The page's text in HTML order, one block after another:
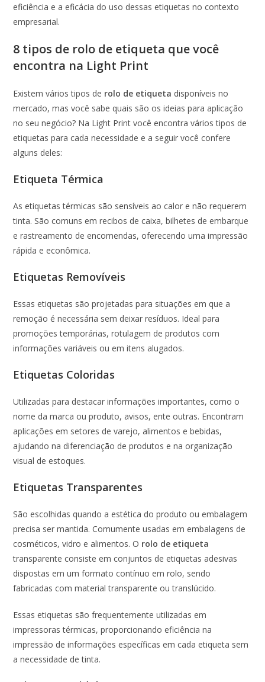
eficiência e a eficácia do uso dessas etiquetas no contexto
empresarial.
8 tipos de rolo de etiqueta que você
encontra na Light Print
Existem vários tipos de rolo de etiqueta disponíveis no
mercado, mas você sabe quais são os ideias para aplicação
no seu negócio? Na Light Print você encontra vários tipos de
etiquetas para cada necessidade e a seguir você confere
alguns deles:
Etiqueta Térmica
As etiquetas térmicas são sensíveis ao calor e não requerem
tinta. São comuns em recibos de caixa, bilhetes de embarque
e rastreamento de encomendas, oferecendo uma impressão
rápida e econômica.
Etiquetas Removíveis
Essas etiquetas são projetadas para situações em que a
remoção é necessária sem deixar resíduos. Ideal para
promoções temporárias, rotulagem de produtos com
informações variáveis ou em itens alugados.
Etiquetas Coloridas
Utilizadas para destacar informações importantes, como o
nome da marca ou produto, avisos, ente outras. Encontram
aplicações em setores de varejo, alimentos e bebidas,
ajudando na diferenciação de produtos e na organização
visual de estoques.
Etiquetas Transparentes
São escolhidas quando a estética do produto ou embalagem
precisa ser mantida. Comumente usadas em embalagens de
cosméticos, vidro e alimentos. O rolo de etiqueta
transparente consiste em conjuntos de etiquetas adesivas
dispostas em um formato contínuo em rolo, sendo
fabricadas com material transparente ou translúcido.
Essas etiquetas são frequentemente utilizadas em
impressoras térmicas, proporcionando eficiência na
impressão de informações específicas em cada etiqueta sem
a necessidade de tinta.